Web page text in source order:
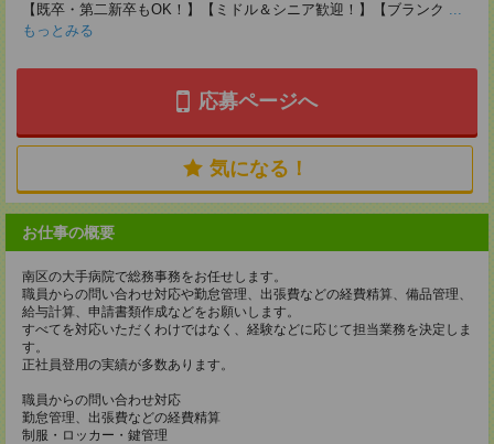
【既卒・第二新卒もOK！】【ミドル＆シニア歓迎！】【ブランク ...
もっとみる
応募ページへ
気になる！
お仕事の概要
南区の大手病院で総務事務をお任せします。
職員からの問い合わせ対応や勤怠管理、出張費などの経費精算、備品管理、
給与計算、申請書類作成などをお願いします。
すべてを対応いただくわけではなく、経験などに応じて担当業務を決定しま
す。
正社員登用の実績が多数あります。
職員からの問い合わせ対応
勤怠管理、出張費などの経費精算
制服・ロッカー・鍵管理